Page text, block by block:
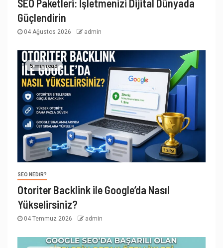
SEO Paketleri: İşletmenizi Dijital Dünyada
Güçlendirin
04 Ağustos 2026 admin
5 min read
SEO NEDIR?
Otoriter Backlink ile Google’da Nasıl
Yükselirsiniz?
04 Temmuz 2026 admin